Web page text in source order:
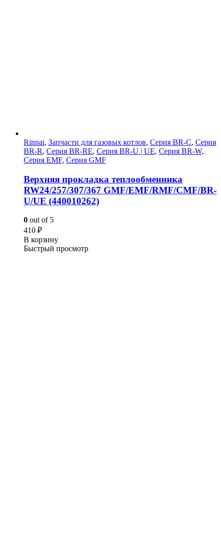
Rinnai, Запчасти для газовых котлов, Серия BR-C, Серия
BR-R, Серия BR-RE, Серия BR-U | UE, Серия BR-W,
Серия EMF, Серия GMF
Верхняя прокладка теплообменника
RW24/257/307/367 GMF/EMF/RMF/CMF/BR-
U/UE (440010262)
0 out of 5
410 ₽
В корзину
Быстрый просмотр